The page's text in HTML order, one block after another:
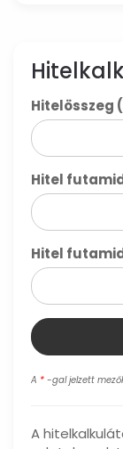
Hitelösszeg
Hitel
Hitel
A * -gal jelzett
A